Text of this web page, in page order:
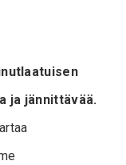
ja jännittävää.